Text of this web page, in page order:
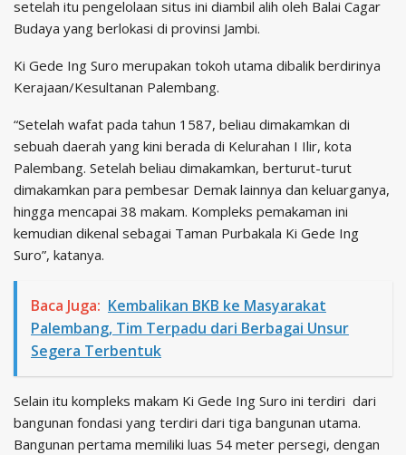
setelah itu pengelolaan situs ini diambil alih oleh Balai Cagar
Budaya yang berlokasi di provinsi Jambi.
Ki Gede Ing Suro merupakan tokoh utama dibalik berdirinya
Kerajaan/Kesultanan Palembang.
“Setelah wafat pada tahun 1587, beliau dimakamkan di
sebuah daerah yang kini berada di Kelurahan I Ilir, kota
Palembang. Setelah beliau dimakamkan, berturut-turut
dimakamkan para pembesar Demak lainnya dan keluarganya,
hingga mencapai 38 makam. Kompleks pemakaman ini
kemudian dikenal sebagai Taman Purbakala Ki Gede Ing
Suro”, katanya.
Baca Juga: Kembalikan BKB ke Masyarakat
Palembang, Tim Terpadu dari Berbagai Unsur
Segera Terbentuk
Selain itu kompleks makam Ki Gede Ing Suro ini terdiri dari
bangunan fondasi yang terdiri dari tiga bangunan utama.
Bangunan pertama memiliki luas 54 meter persegi, dengan